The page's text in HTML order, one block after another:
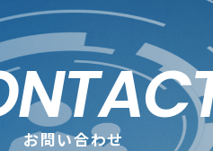
お問い合わせ